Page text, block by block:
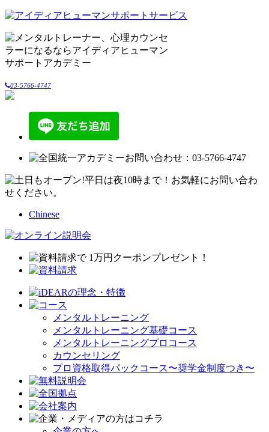
03-5766-4747
Chinese
メンタルトレーニング
メンタルトレーニング基礎コース
メンタルトレーニングプロコース
カウンセリング
プロ資格取得パックコース〜奨学金制度つき〜